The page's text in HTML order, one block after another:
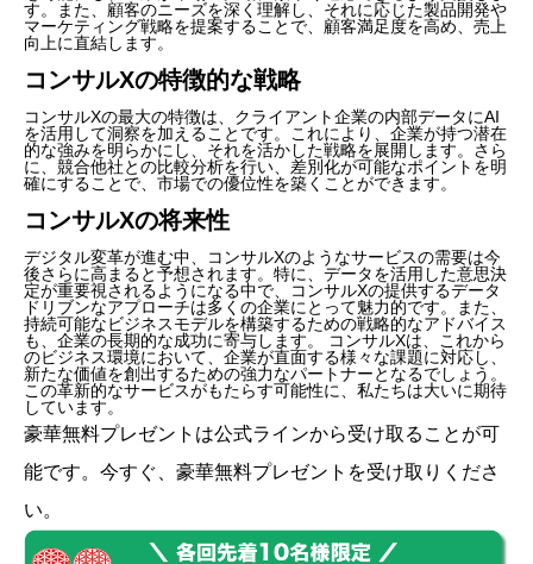
す。また、顧客のニーズを深く理解し、それに応じた製品開発や
マーケティング戦略を提案することで、顧客満足度を高め、売上
向上に直結します。
コンサルXの特徴的な戦略
コンサルXの最大の特徴は、クライアント企業の内部データにAI
を活用して洞察を加えることです。これにより、企業が持つ潜在
的な強みを明らかにし、それを活かした戦略を展開します。さら
に、競合他社との比較分析を行い、差別化が可能なポイントを明
確にすることで、市場での優位性を築くことができます。
コンサルXの将来性
デジタル変革が進む中、コンサルXのようなサービスの需要は今
後さらに高まると予想されます。特に、データを活用した意思決
定が重要視されるようになる中で、コンサルXの提供するデータ
ドリブンなアプローチは多くの企業にとって魅力的です。また、
持続可能なビジネスモデルを構築するための戦略的なアドバイス
も、企業の長期的な成功に寄与します。 コンサルXは、これから
のビジネス環境において、企業が直面する様々な課題に対応し、
新たな価値を創出するための強力なパートナーとなるでしょう。
この革新的なサービスがもたらす可能性に、私たちは大いに期待
しています。
豪華無料プレゼントは公式ラインから受け取ることが可
能です。今すぐ、豪華無料プレゼントを受け取りくださ
い。